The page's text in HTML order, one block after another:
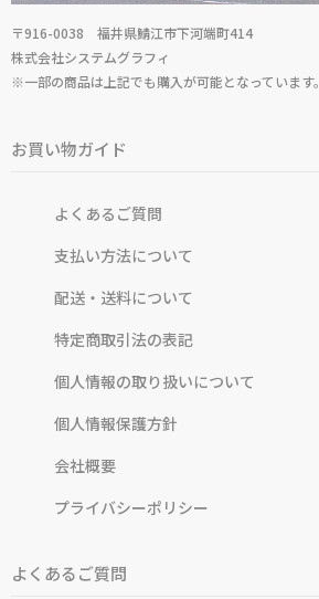
〒916-0038 福井県鯖江市下河端町414
株式会社システムグラフィ
※一部の商品は上記でも購入が可能となっています。
お買い物ガイド
よくあるご質問
支払い方法について
配送・送料について
特定商取引法の表記
個人情報の取り扱いについて
個人情報保護方針
会社概要
プライバシーポリシー
よくあるご質問